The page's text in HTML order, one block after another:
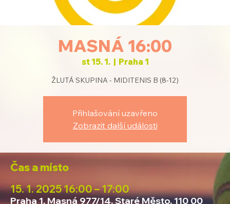
MASNÁ 16:00
st 15. 1.
  |
Praha 1
ŽLUTÁ SKUPINA - MIDITENIS B (8-12)
Přihlašování uzavřeno
Zobrazit další události
Čas a místo
15. 1. 2025 16:00 – 17:00
Praha 1, Masná 977/14, Staré Město, 110 00